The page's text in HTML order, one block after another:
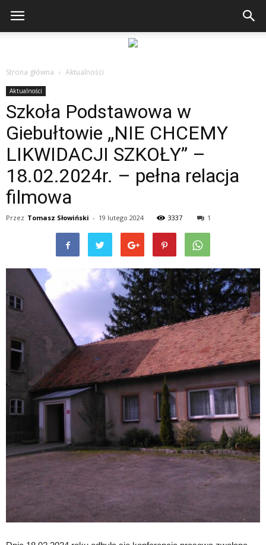
Strona główna Aktualności
Aktualności
Szkoła Podstawowa w
Giebułtowie „NIE CHCEMY
LIKWIDACJI SZKOŁY” –
18.02.2024r. – pełna relacja
filmowa
Przez Tomasz Słowiński - 19 lutego 2024 3337 1